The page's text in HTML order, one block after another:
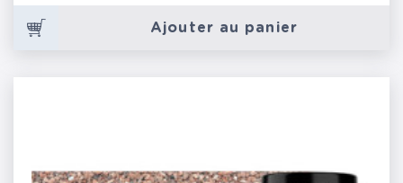
Ajouter au panier